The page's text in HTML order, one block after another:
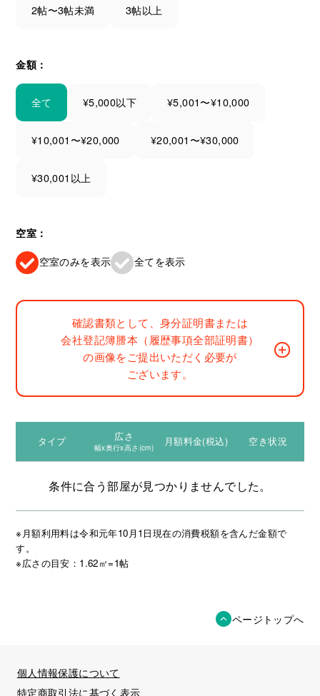
2帖〜3帖未満 3帖以上
金額：
全て ¥5,000以下 ¥5,001〜¥10,000
¥10,001〜¥20,000 ¥20,001〜¥30,000
¥30,001以上
空室：
空室のみを表示 全てを表示
確認書類として、身分証明書または
会社登記簿謄本（履歴事項全部証明書）
の画像をご提出いただく必要が
ございます。
タイプ 広さ
幅x奥行x高さ(cm) 月額料金(税込) 空き状況
条件に合う部屋が見つかりませんでした。
※月額利用料は令和元年10月1日現在の消費税額を含んだ金額で
す。
※広さの目安：1.62㎡=1帖
ページトップへ
個人情報保護について
特定商取引法に基づく表示